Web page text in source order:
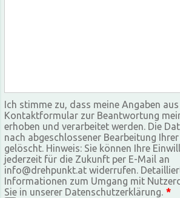
Ich stimme zu, dass meine Angaben
Kontaktformular zur Beantwortung
erhoben und verarbeitet werden. Die
nach abgeschlossener Bearbeitung
gelöscht. Hinweis: Sie können Ihre
jederzeit für die Zukunft per E-Mail an
info@drehpunkt.at widerrufen.
Informationen zum Umgang mit
Sie in unserer Datenschutzerklärung. *